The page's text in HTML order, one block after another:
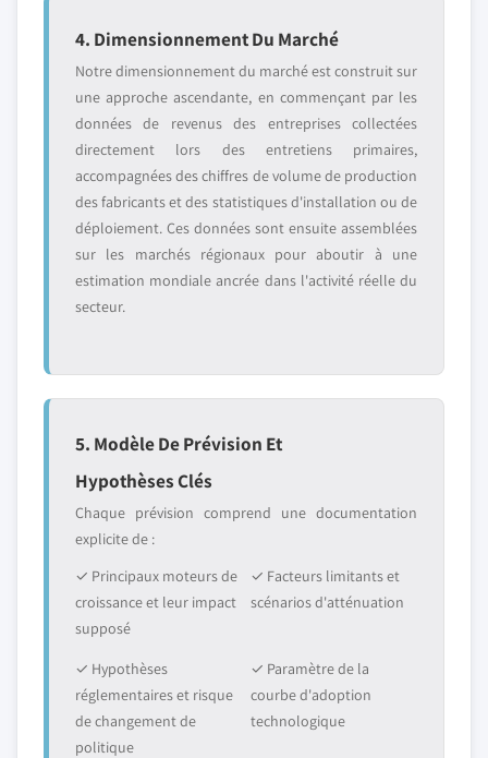
4. Dimensionnement Du Marché
Notre dimensionnement du marché est construit sur
une approche ascendante, en commençant par les
données de revenus des entreprises collectées
directement lors des entretiens primaires,
accompagnées des chiffres de volume de production
des fabricants et des statistiques d'installation ou de
déploiement. Ces données sont ensuite assemblées
sur les marchés régionaux pour aboutir à une
estimation mondiale ancrée dans l'activité réelle du
secteur.
5. Modèle De Prévision Et
Hypothèses Clés
Chaque prévision comprend une documentation
explicite de :
✓ Principaux moteurs de
croissance et leur impact
supposé
✓ Facteurs limitants et
scénarios d'atténuation
✓ Hypothèses
réglementaires et risque
de changement de
politique
✓ Paramètre de la
courbe d'adoption
technologique